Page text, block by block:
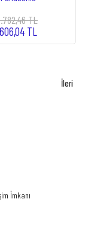
TL
606,04 TL
İmkanı